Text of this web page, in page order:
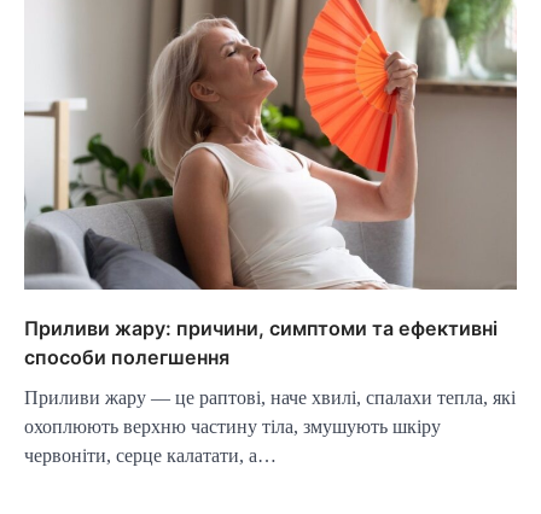
Приливи жару: причини, симптоми та ефективні
способи полегшення
Приливи жару — це раптові, наче хвилі, спалахи тепла, які
охоплюють верхню частину тіла, змушують шкіру
червоніти, серце калатати, а…